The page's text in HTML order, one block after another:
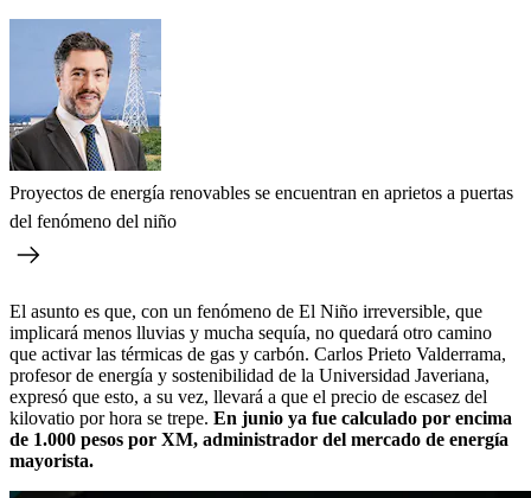
Proyectos de energía renovables se encuentran en aprietos a puertas
del fenómeno del niño
El asunto es que, con un fenómeno de El Niño irreversible, que
implicará menos lluvias y mucha sequía, no quedará otro camino
que activar las térmicas de gas y carbón. Carlos Prieto Valderrama,
profesor de energía y sostenibilidad de la Universidad Javeriana,
expresó que esto, a su vez, llevará a que el precio de escasez del
kilovatio por hora se trepe. En junio ya fue calculado por encima
de 1.000 pesos por XM, administrador del mercado de energía
mayorista.